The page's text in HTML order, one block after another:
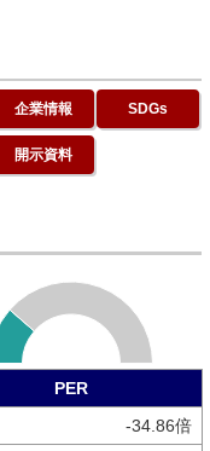
企業情報 SDGs
開示資料
PER
-34.86倍